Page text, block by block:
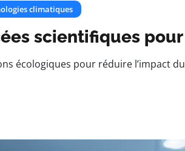
climatiques
scientifiques
écologiques pour réduire